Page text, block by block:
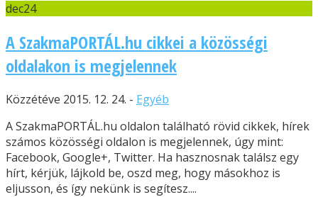
dec24
A SzakmaPORTÁL.hu cikkei a közösségi
oldalakon is megjelennek
Közzétéve 2015. 12. 24. - Egyéb
A SzakmaPORTÁL.hu oldalon található rövid cikkek, hírek
számos közösségi oldalon is megjelennek, úgy mint:
Facebook, Google+, Twitter. Ha hasznosnak találsz egy
hírt, kérjük, lájkold be, oszd meg, hogy másokhoz is
eljusson, és így nekünk is segítesz....